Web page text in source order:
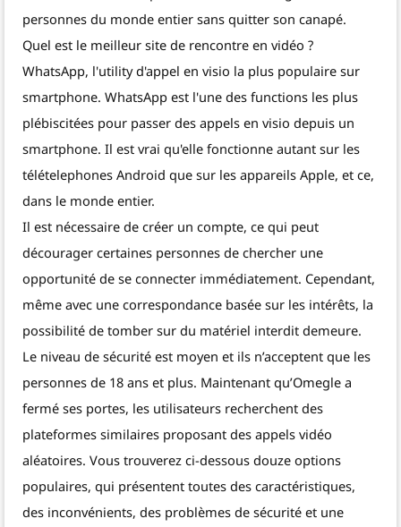
personnes du monde entier sans quitter son canapé.
Quel est le meilleur site de rencontre en vidéo ?
WhatsApp, l'utility d'appel en visio la plus populaire sur
smartphone. WhatsApp est l'une des functions les plus
plébiscitées pour passer des appels en visio depuis un
smartphone. Il est vrai qu'elle fonctionne autant sur les
télételephones Android que sur les appareils Apple, et ce,
dans le monde entier.
Il est nécessaire de créer un compte, ce qui peut
décourager certaines personnes de chercher une
opportunité de se connecter immédiatement. Cependant,
même avec une correspondance basée sur les intérêts, la
possibilité de tomber sur du matériel interdit demeure.
Le niveau de sécurité est moyen et ils n’acceptent que les
personnes de 18 ans et plus. Maintenant qu’Omegle a
fermé ses portes, les utilisateurs recherchent des
plateformes similaires proposant des appels vidéo
aléatoires. Vous trouverez ci-dessous douze options
populaires, qui présentent toutes des caractéristiques,
des inconvénients, des problèmes de sécurité et une